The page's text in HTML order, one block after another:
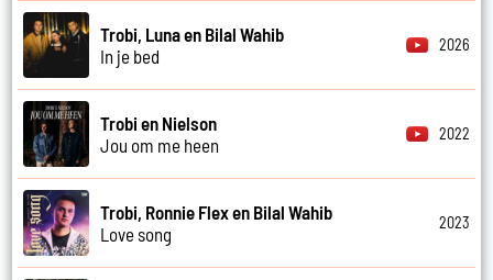
Trobi, Luna en Bilal Wahib
In je bed
2026
Trobi en Nielson
Jou om me heen
2022
Trobi, Ronnie Flex en Bilal Wahib
Love song
2023